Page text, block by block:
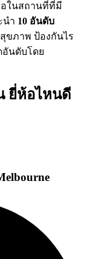
ในสถานที่ที่มี
นำ 10 อันดับ
ขภาพ ป้องกันไร
อันดับโดย
ยี่ห้อไหนดี